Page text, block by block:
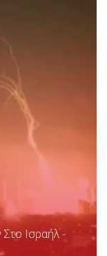
Ισραήλ -